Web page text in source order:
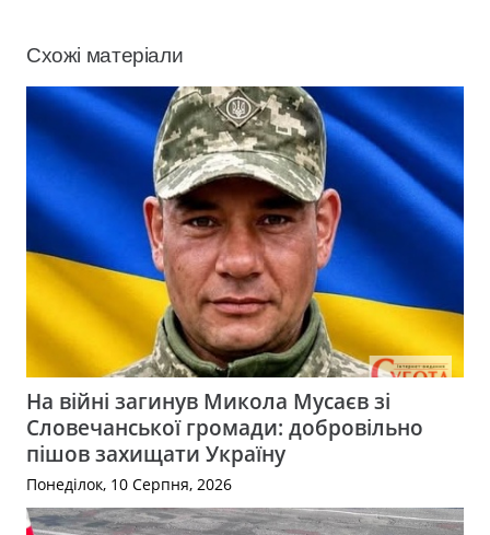
Схожі матеріали
На війні загинув Микола Мусаєв зі
Словечанської громади: добровільно
пішов захищати Україну
Понеділок, 10 Серпня, 2026